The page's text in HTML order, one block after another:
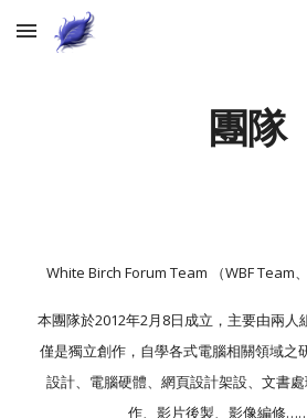
Skip to main content
團隊
White Birch Forum Team （WBF Team
本團隊於2012年2月8日成立，主要由兩人
僅是獨立創作，自學各式電腦相關領域之
設計、電腦硬體、網頁設計架設、文書
作、影片後製、影像編修……